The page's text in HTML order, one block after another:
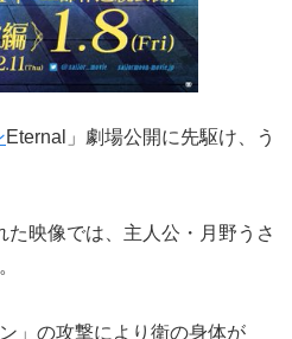
Eternal」劇場公開に先駆け、う
た映像では、主人公・月野うさ
」の攻撃により衛の身体が